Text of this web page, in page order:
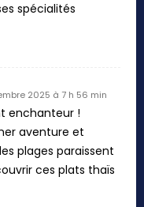
spécialités
2025 à 7 h 56 min
enchanteur !
aventure et
plages paraissent
ces plats thaïs